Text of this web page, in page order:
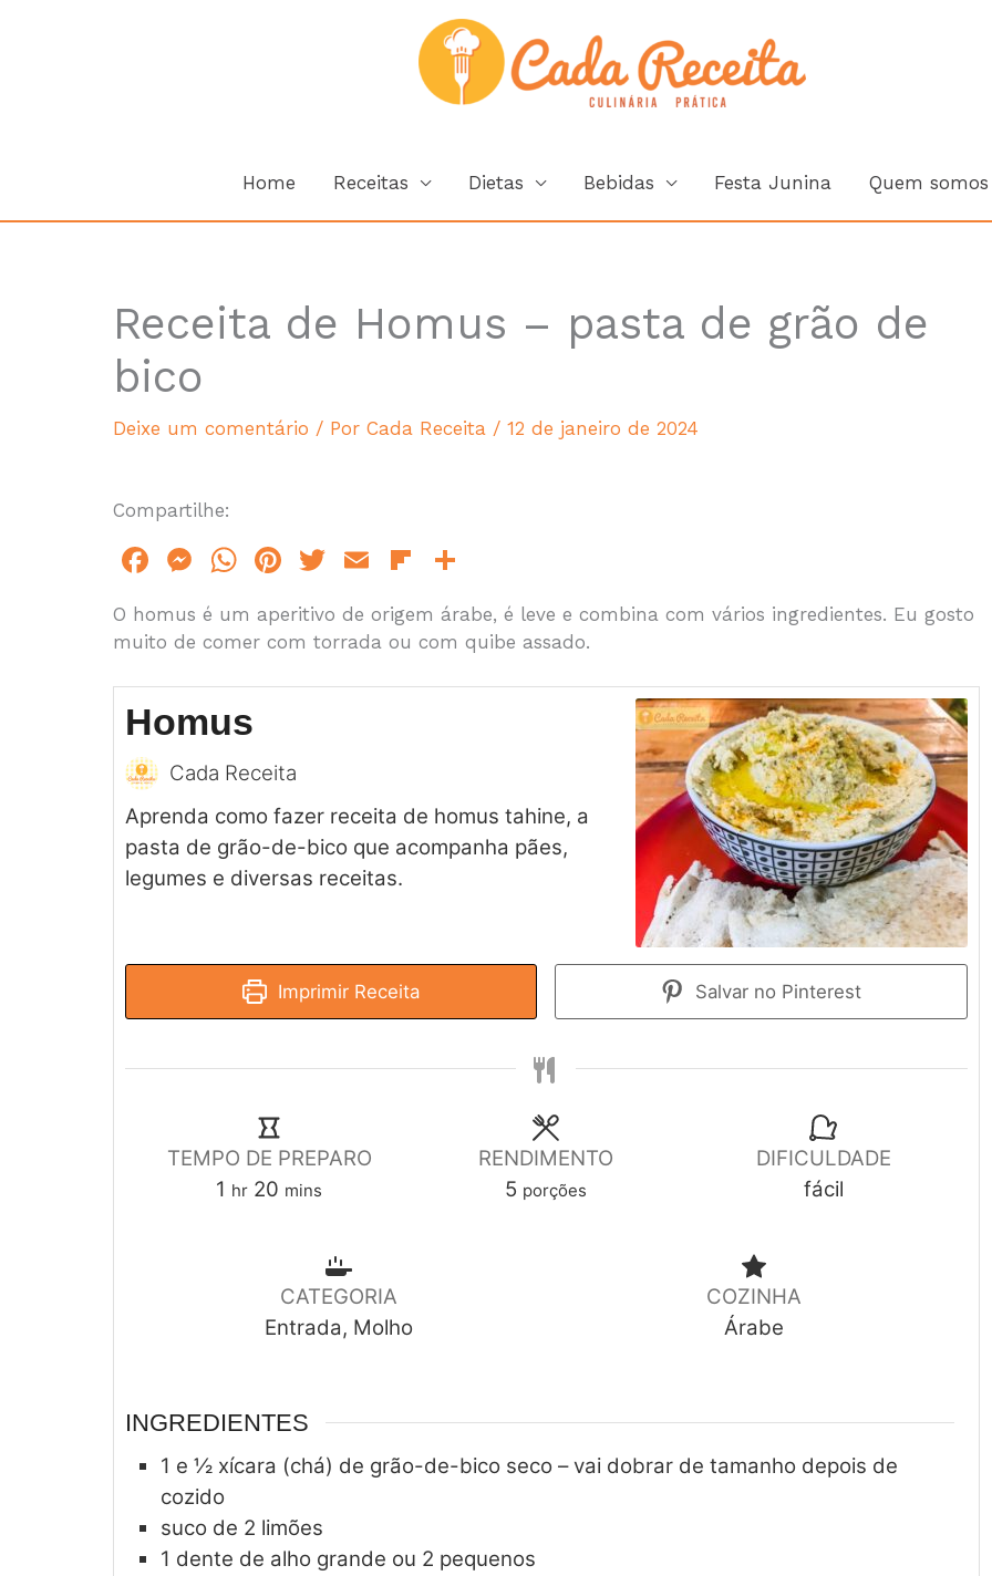
Home Receitas Dietas Bebidas Festa Junina Quem somos
Receita de Homus – pasta de grão de
bico
Deixe um comentário / Por Cada Receita / 12 de janeiro de 2024
Compartilhe:
F
c
b
o
o
k
M
e
s
e
n
g
er
W
at
A
p
p
Pi
n
te
st
T
w
itt
E
m
ai
Fl
ip
b
ar
h
ar
e
O homus é um aperitivo de origem árabe, é leve e combina com vários ingredientes. Eu gosto
muito de comer com torrada ou com quibe assado.
Homus
Cada Receita
Aprenda como fazer receita de homus tahine, a
pasta de grão-de-bico que acompanha pães,
legumes e diversas receitas.
Imprimir Receita Salvar no Pinterest
TEMPO DE PREPARO
1
hour
hr 20
minutes
mins
RENDIMENTO
5 porções
DIFICULDADE
fácil
CATEGORIA
Entrada, Molho
COZINHA
Árabe
INGREDIENTES
1 e ½ xícara (chá) de grão-de-bico seco – vai dobrar de tamanho depois de
cozido
suco de 2 limões
1 dente de alho grande ou 2 pequenos